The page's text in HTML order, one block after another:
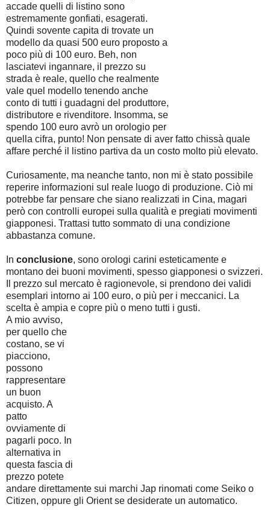
accade quelli di listino sono
estremamente gonfiati, esagerati.
Quindi sovente capita di trovate un
modello da quasi 500 euro proposto a
poco più di 100 euro. Beh, non
lasciatevi ingannare, il prezzo su
strada è reale, quello che realmente
vale quel modello tenendo anche
conto di tutti i guadagni del produttore,
distributore e rivenditore. Insomma, se
spendo 100 euro avrò un orologio per
quella cifra, punto! Non pensate di aver fatto chissà quale
affare perché il listino partiva da un costo molto più elevato.
Curiosamente, ma neanche tanto, non mi è stato possibile
reperire informazioni sul reale luogo di produzione. Ciò mi
potrebbe far pensare che siano realizzati in Cina, magari
però con controlli europei sulla qualità e pregiati movimenti
giapponesi. Trattasi tutto sommato di una condizione
abbastanza comune.
In conclusione, sono orologi carini esteticamente e
montano dei buoni movimenti, spesso giapponesi o svizzeri.
Il prezzo sul mercato è ragionevole, si prendono dei validi
esemplari intorno ai 100 euro, o più per i meccanici. La
scelta è ampia e copre più o meno tutti i gusti.
A mio avviso,
per quello che
costano, se vi
piacciono,
possono
rappresentare
un buon
acquisto. A
patto
ovviamente di
pagarli poco. In
alternativa in
questa fascia di
prezzo potete
andare direttamente sui marchi Jap rinomati come Seiko o
Citizen, oppure gli Orient se desiderate un automatico.